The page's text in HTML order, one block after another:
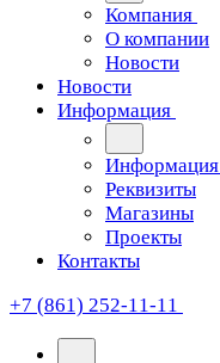
Компания
О компании
Новости
Новости
Информация
Информация
Реквизиты
Магазины
Проекты
Контакты
+7 (861) 252-11-11